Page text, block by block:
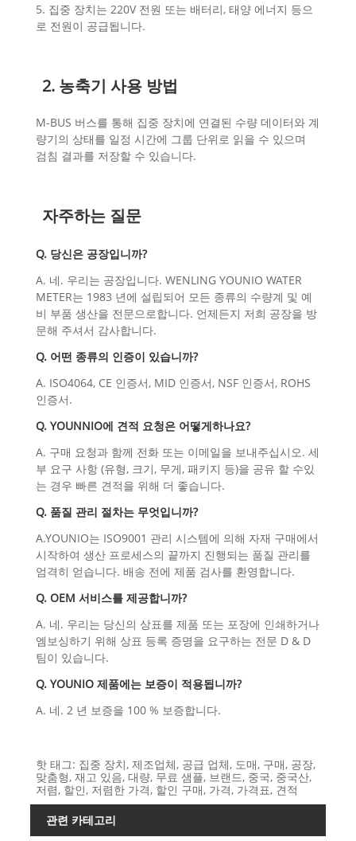
5. 집중 장치는 220V 전원 또는 배터리, 태양 에너지 등으
로 전원이 공급됩니다.
2. 농축기 사용 방법
M-BUS 버스를 통해 집중 장치에 연결된 수량 데이터와 계
량기의 상태를 일정 시간에 그룹 단위로 읽을 수 있으며
검침 결과를 저장할 수 있습니다.
자주하는 질문
Q. 당신은 공장입니까?
A. 네. 우리는 공장입니다. WENLING YOUNIO WATER
METER는 1983 년에 설립되어 모든 종류의 수량계 및 예
비 부품 생산을 전문으로합니다. 언제든지 저희 공장을 방
문해 주셔서 감사합니다.
Q. 어떤 종류의 인증이 있습니까?
A. ISO4064, CE 인증서, MID 인증서, NSF 인증서, ROHS
인증서.
Q. YOUNNIO에 견적 요청은 어떻게하나요?
A. 구매 요청과 함께 전화 또는 이메일을 보내주십시오. 세
부 요구 사항 (유형, 크기, 무게, 패키지 등)을 공유 할 수있
는 경우 빠른 견적을 위해 더 좋습니다.
Q. 품질 관리 절차는 무엇입니까?
A.YOUNIO는 ISO9001 관리 시스템에 의해 자재 구매에서
시작하여 생산 프로세스의 끝까지 진행되는 품질 관리를
엄격히 얻습니다. 배송 전에 제품 검사를 환영합니다.
Q. OEM 서비스를 제공합니까?
A. 네. 우리는 당신의 상표를 제품 또는 포장에 인쇄하거나
엠보싱하기 위해 상표 등록 증명을 요구하는 전문 D & D
팀이 있습니다.
Q. YOUNIO 제품에는 보증이 적용됩니까?
A. 네. 2 년 보증을 100 % 보증합니다.
핫 태그: 집중 장치, 제조업체, 공급 업체, 도매, 구매, 공장,
맞춤형, 재고 있음, 대량, 무료 샘플, 브랜드, 중국, 중국산,
저렴, 할인, 저렴한 가격, 할인 구매, 가격, 가격표, 견적
관련 카테고리